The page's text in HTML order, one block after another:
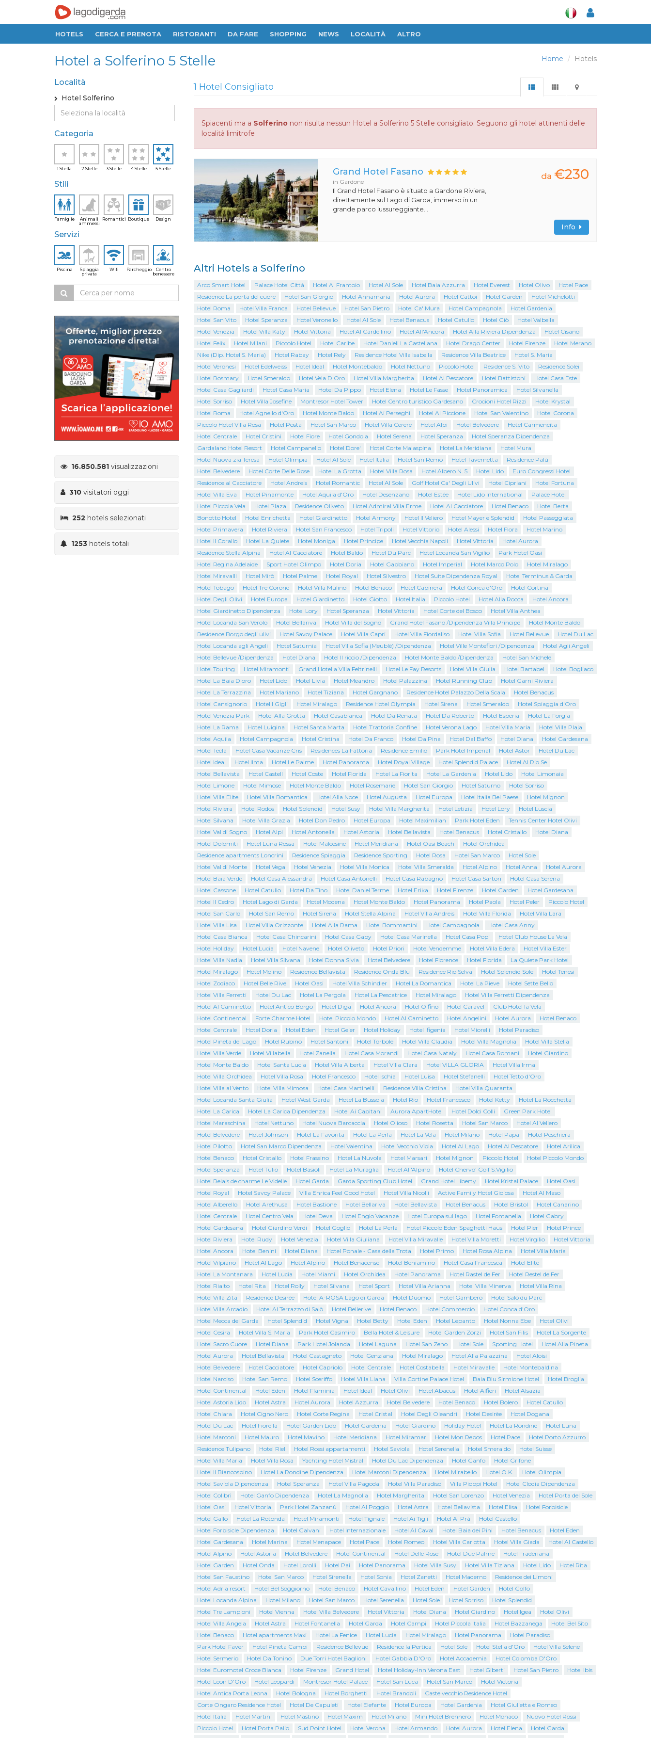
HOTELS CERCA E PRENOTA RISTORANTI DA FARE SHOPPING NEWS LOCALITÀ ALTRO
Home Hotels
Hotel a Solferino 5 Stelle
Località
Hotel Solferino
Categoria
1 Stella 2 Stelle 3 Stelle 4 Stelle 5 Stelle
Stili
Famiglie
Animali
ammessi
Romantici Boutique Design
Servizi
Piscina
Spiaggia
privata
Wifi Parcheggio
Centro
benessere
16.850.581 visualizzazioni
310 visitatori oggi
252 hotels selezionati
1253 hotels totali
1 Hotel Consigliato
Spiacenti ma a Solferinonon risulta nessun Hotel a Solferino 5 Stelle consigliato. Seguono gli hotel attinenti delle
località limitrofe
Grand Hotel Fasano
in Gardone
Il Grand Hotel Fasano è situato a Gardone Riviera,
direttamente sul Lago di Garda, immerso in un
grande parco lussureggiante...
da €230
Info
Altri Hotels a Solferino
Arco Smart Hotel Palace Hotel Città Hotel Al Frantoio Hotel Al Sole Hotel Baia Azzurra Hotel Everest Hotel Olivo
Hotel Pace
Residence La porta del cuore
Hotel San Giorgio Hotel Annamaria Hotel Aurora Hotel Cattoi Hotel Garden
Hotel Michelotti
Hotel Roma
Hotel Villa Franca Hotel Bellevue Hotel San Pietro Hotel Ca' Mura Hotel Campagnola
Hotel Gardenia
Hotel San Vito
Hotel Speranza Hotel Veronello Hotel Al Sole Hotel Benacus Hotel Catullo Hotel Giò
Hotel Valbella
Hotel Venezia
Hotel Villa Katy Hotel Vittoria Hotel Al Cardellino Hotel All'Ancora Hotel Alla Riviera Dipendenza
Hotel Cisano
Hotel Felix
Hotel Milani Piccolo Hotel Hotel Caribe Hotel Danieli La Castellana Hotel Drago Center Hotel Firenze
Hotel Merano
Nike (Dip. Hotel S. Maria)
Hotel Rabay Hotel Rely Residence Hotel Villa Isabella Residence Villa Beatrice
Hotel S. Maria
Hotel Veronesi
Hotel Edelweiss Hotel Ideal Hotel Montebaldo Hotel Nettuno Piccolo Hotel Residence S. Vito
Residence Solei
Hotel Rosmary
Hotel Smeraldo Hotel Vela D'Oro Hotel Villa Margherita Hotel Al Pescatore Hotel Battistoni
Hotel Casa Este
Hotel Casa Gagliardi
Hotel Casa Maria Hotel Da Pippo Hotel Elena Hotel Le Fasse Hotel Panoramica
Hotel Silvanella
Hotel Sorriso
Hotel Villa Josefine Montresor Hotel Tower Hotel Centro turistico Gardesano Crocioni Hotel Rizzi
Hotel Krystal
Hotel Roma
Hotel Agnello d'Oro Hotel Monte Baldo Hotel Ai Perseghi Hotel Al Piccione Hotel San Valentino
Hotel Corona
Piccolo Hotel Villa Rosa
Hotel Posta Hotel San Marco Hotel Villa Cerere Hotel Alpi Hotel Belvedere
Hotel Carmencita
Hotel Centrale
Hotel Cristini Hotel Fiore Hotel Gondola Hotel Serena Hotel Speranza
Hotel Speranza Dipendenza
Gardaland Hotel Resort
Hotel Campanello Hotel Dore' Hotel Corte Malaspina Hotel La Meridiana
Hotel Mura
Hotel Nuova zia Teresa
Hotel Olimpia Hotel Al Sole Hotel Italia Hotel San Remo Hotel Tavernetta
Residence Palù
Hotel Belvedere
Hotel Corte Delle Rose Hotel La Grotta Hotel Villa Rosa Hotel Albero N. 5 Hotel Lido
Euro Congressi Hotel
Residence al Cacciatore
Hotel Andreis Hotel Romantic Hotel Al Sole Golf Hotel Ca' Degli Ulivi Hotel Cipriani
Hotel Fortuna
Hotel Villa Eva
Hotel Pinamonte Hotel Aquila d'Oro Hotel Desenzano Hotel Estée Hotel Lido International
Palace Hotel
Hotel Piccola Vela
Hotel Plaza Residence Oliveto Hotel Admiral Villa Erme Hotel Al Cacciatore Hotel Benaco
Hotel Berta
Bonotto Hotel
Hotel Enrichetta Hotel Giardinetto Hotel Armony Hotel Il Veliero Hotel Mayer e Splendid
Hotel Passeggiata
Hotel Primavera
Hotel Riviera Hotel San Francesco Hotel Tripoli Hotel Vittorio Hotel Alessi Hotel Flora
Hotel Marino
Hotel Il Corallo
Hotel La Quiete Hotel Moniga Hotel Principe Hotel Vecchia Napoli Hotel Vittoria
Hotel Aurora
Residence Stella Alpina
Hotel Al Cacciatore Hotel Baldo Hotel Du Parc Hotel Locanda San Vigilio
Park Hotel Oasi
Hotel Regina Adelaide
Sport Hotel Olimpo Hotel Doria Hotel Gabbiano Hotel Imperial Hotel Marco Polo
Hotel Miralago
Hotel Miravalli
Hotel Mirò Hotel Palme Hotel Royal Hotel Silvestro Hotel Suite Dipendenza Royal
Hotel Terminus & Garda
Hotel Tobago
Hotel Tre Corone Hotel Villa Mulino Hotel Benaco Hotel Capinera Hotel Conca d'Oro
Hotel Cortina
Hotel Degli Olivi
Hotel Europa Hotel Giardinetto Hotel Giotto Hotel Italia Piccolo Hotel Hotel Alla Rocca
Hotel Ancora
Hotel Giardinetto Dipendenza
Hotel Lory Hotel Speranza Hotel Vittoria Hotel Corte del Bosco
Hotel Villa Anthea
Hotel Locanda San Verolo
Hotel Bellariva Hotel Villa del Sogno Grand Hotel Fasano /Dipendenza Villa Principe
Hotel Monte Baldo
Residence Borgo degli ulivi
Hotel Savoy Palace Hotel Villa Capri Hotel Villa Fiordaliso Hotel Villa Sofia Hotel Bellevue
Hotel Du Lac
Hotel Locanda agli Angeli
Hotel Saturnia Hotel Villa Sofia (Meublè) /Dipendenza Hotel Ville Montefiori /Dipendenza
Hotel Agli Angeli
Hotel Bellevue /Dipendenza
Hotel Diana Hotel Il riccio /Dipendenza Hotel Monte Baldo /Dipendenza
Hotel San Michele
Hotel Touring
Hotel Miramonti Grand Hotel a Villa Feltrinelli Hotel Le Fay Resorts Hotel Villa Giulia Hotel Bartabel
Hotel Bogliaco
Hotel La Baia D'oro
Hotel Lido Hotel Livia Hotel Meandro Hotel Palazzina Hotel Running Club
Hotel Garni Riviera
Hotel La Terrazzina
Hotel Mariano Hotel Tiziana Hotel Gargnano Residence Hotel Palazzo Della Scala
Hotel Benacus
Hotel Cansignorio
Hotel I Gigli Hotel Miralago Residence Hotel Olympia Hotel Sirena Hotel Smeraldo
Hotel Spiaggia d'Oro
Hotel Venezia Park
Hotel Alla Grotta Hotel Casablanca Hotel Da Renata Hotel Da Roberto Hotel Esperia
Hotel La Forgia
Hotel La Rama
Hotel Luigina Hotel Santa Marta Hotel Trattoria Confine Hotel Verona Lago Hotel Villa Maria
Hotel Villa Plaja
Hotel Aquila
Hotel Campagnola Hotel Cristina Hotel Da Franco Hotel Da Pina Hotel Dal Baffo Hotel Diana
Hotel Gardesana
Hotel Tecla
Hotel Casa Vacanze Cris Residences La Fattoria Residence Emilio Park Hotel Imperial Hotel Astor
Hotel Du Lac
Hotel Ideal
Hotel Ilma Hotel Le Palme Hotel Panorama Hotel Royal Village Hotel Splendid Palace
Hotel Al Rio Se
Hotel Bellavista
Hotel Castell Hotel Coste Hotel Florida Hotel La Fiorita Hotel La Gardenia Hotel Lido
Hotel Limonaia
Hotel Limone
Hotel Mimose Hotel Monte Baldo Hotel Rosemarie Hotel San Giorgio Hotel Saturno
Hotel Sorriso
Hotel Villa Elite
Hotel Villa Romantica Hotel Alla Noce Hotel Augusta Hotel Europa Hotel Italia Bel Paese
Hotel Mignon
Hotel Riviera
Hotel Rodos Hotel Splendid Hotel Susy Hotel Villa Margherita Hotel Letizia Hotel Lory
Hotel Luscia
Hotel Silvana
Hotel Villa Grazia Hotel Don Pedro Hotel Europa Hotel Maximilian Park Hotel Eden
Tennis Center Hotel Olivi
Hotel Val di Sogno
Hotel Alpi Hotel Antonella Hotel Astoria Hotel Bellavista Hotel Benacus Hotel Cristallo
Hotel Diana
Hotel Dolomiti
Hotel Luna Rossa Hotel Malcesine Hotel Meridiana Hotel Oasi Beach
Hotel Orchidea
Residence apartments Loncrini
Residence Spiaggia Residence Sporting Hotel Rosa Hotel San Marco
Hotel Sole
Hotel Val di Monte
Hotel Vega Hotel Venezia Hotel Villa Monica Hotel Villa Smeralda Hotel Alpino Hotel Anna
Hotel Aurora
Hotel Baia Verde
Hotel Casa Alessandra Hotel Casa Antonelli Hotel Casa Rabagno Hotel Casa Sartori
Hotel Casa Serena
Hotel Cassone
Hotel Catullo Hotel Da Tino Hotel Daniel Terme Hotel Erika Hotel Firenze Hotel Garden
Hotel Gardesana
Hotel Il Cedro
Hotel Lago di Garda Hotel Modena Hotel Monte Baldo Hotel Panorama Hotel Paola Hotel Peler
Piccolo Hotel
Hotel San Carlo
Hotel San Remo Hotel Sirena Hotel Stella Alpina Hotel Villa Andreis Hotel Villa Florida
Hotel Villa Lara
Hotel Villa Lisa
Hotel Villa Orizzonte Hotel Alla Rama Hotel Bommartini Hotel Campagnola
Hotel Casa Anny
Hotel Casa Bianca
Hotel Casa Chincarini Hotel Casa Gaby Hotel Casa Marinella Hotel Casa Popi
Hotel Club House La Vela
Hotel Holiday
Hotel Lucia Hotel Navene Hotel Oliveto Hotel Priori Hotel Vendemme Hotel Villa Edera
Hotel Villa Ester
Hotel Villa Nadia
Hotel Villa Silvana Hotel Donna Sivia Hotel Belvedere Hotel Florence Hotel Florida
La Quiete Park Hotel
Hotel Miralago
Hotel Molino Residence Bellavista Residence Onda Blu Residence Rio Selva Hotel Splendid Sole
Hotel Tenesi
Hotel Zodiaco
Hotel Belle Rive Hotel Oasi Hotel Villa Schindler Hotel La Romantica Hotel La Pieve
Hotel Sette Bello
Hotel Villa Ferretti
Hotel Du Lac Hotel La Pergola Hotel La Pescatrice Hotel Miralago
Hotel Villa Ferretti Dipendenza
Hotel Al Caminetto
Hotel Antico Borgo Hotel Diga Hotel Ancora Hotel Olfino Hotel Caravel
Club Hotel la Vela
Hotel Continental
Forte Charme Hotel Hotel Piccolo Mondo Hotel Al Caminetto Hotel Angelini Hotel Aurora
Hotel Benaco
Hotel Centrale
Hotel Doria Hotel Eden Hotel Geier Hotel Holiday Hotel Ifigenia Hotel Miorelli
Hotel Paradiso
Hotel Pineta del Lago
Hotel Rubino Hotel Santoni Hotel Torbole Hotel Villa Claudia Hotel Villa Magnolia
Hotel Villa Stella
Hotel Villa Verde
Hotel Villabella Hotel Zanella Hotel Casa Morandi Hotel Casa Nataly Hotel Casa Romani
Hotel Giardino
Hotel Monte Baldo
Hotel Santa Lucia Hotel Villa Alberta Hotel Villa Clara Hotel VILLA GLORIA
Hotel Villa Irma
Hotel Villa Orchidea
Hotel Villa Rosa Hotel Francesco Hotel Ischia Hotel Luisa Hotel Stefanelli
Hotel Tetto d'Oro
Hotel Villa al Vento
Hotel Villa Mimosa Hotel Casa Martinelli Residence Villa Cristina
Hotel Villa Quaranta
Hotel Locanda Santa Giulia
Hotel West Garda Hotel La Bussola Hotel Rio Hotel Francesco Hotel Ketty
Hotel La Rocchetta
Hotel La Carica
Hotel La Carica Dipendenza Hotel Ai Capitani Aurora ApartHotel Hotel Dolci Colli
Green Park Hotel
Hotel Maraschina
Hotel Nettuno Hotel Nuova Barcaccia Hotel Olioso Hotel Rosetta Hotel San Marco
Hotel Al Veliero
Hotel Belvedere
Hotel Johnson Hotel La Favorita Hotel La Perla Hotel La Vela Hotel Milano Hotel Papa
Hotel Peschiera
Hotel Pilotto
Hotel San Marco Dipendenza Hotel Valentina Hotel Vecchio Viola Hotel Al Lago Hotel Al Pescatore
Hotel Arilica
Hotel Benaco
Hotel Cristallo Hotel Frassino Hotel La Nuvola Hotel Marsari Hotel Mignon Piccolo Hotel
Hotel Piccolo Mondo
Hotel Speranza
Hotel Tulio Hotel Basioli Hotel La Muraglia Hotel All'Alpino
Hotel Chervo' Golf S.Vigilio
Hotel Relais de charme Le Videlle
Hotel Garda Garda Sporting Club Hotel Grand Hotel Liberty Hotel Kristal Palace
Hotel Oasi
Hotel Royal
Hotel Savoy Palace Villa Enrica Feel Good Hotel Hotel Villa Nicolli Active Family Hotel Gioiosa
Hotel Al Maso
Hotel Alberello
Hotel Arethusa Hotel Bastione Hotel Bellariva Hotel Bellavista Hotel Benacus Hotel Bristol
Hotel Canarino
Hotel Centrale
Hotel Centro Vela Hotel Deva Hotel Englo Vacanze Hotel Europa sul lago Hotel Fontanella
Hotel Gabry
Hotel Gardesana
Hotel Giardino Verdi Hotel Goglio Hotel La Perla Hotel Piccolo Eden Spaghetti Haus Hotel Pier
Hotel Prince
Hotel Riviera
Hotel Rudy Hotel Venezia Hotel Villa Giuliana Hotel Villa Miravalle Hotel Villa Moretti Hotel Virgilio
Hotel Vittoria
Hotel Ancora
Hotel Benini Hotel Diana Hotel Ponale - Casa della Trota Hotel Primo Hotel Rosa Alpina
Hotel Villa Maria
Hotel Vilpiano
Hotel Al Lago Hotel Alpino Hotel Benacense Hotel Beniamino Hotel Casa Francesca
Hotel Elite
Hotel La Montanara
Hotel Lucia Hotel Miami Hotel Orchidea Hotel Panorama Hotel Rastel de Fer
Hotel Restel de Fer
Hotel Rialto
Hotel Rita Hotel Rolly Hotel Silvana Hotel Sport Hotel Villa Arianna Hotel Villa Minerva
Hotel Villa Rina
Hotel Villa Zita
Residence Desirèe Hotel A-ROSA Lago di Garda Hotel Duomo Hotel Gambero
Hotel Salò du Parc
Hotel Villa Arcadio
Hotel Al Terrazzo di Salò Hotel Bellerive Hotel Benaco Hotel Commercio
Hotel Conca d'Oro
Hotel Mecca del Garda
Hotel Splendid Hotel Vigna Hotel Betty Hotel Eden Hotel Lepanto Hotel Nonna Ebe
Hotel Olivi
Hotel Cesira
Hotel Villa S. Maria Park Hotel Casimiro Bella Hotel & Leisure Hotel Garden Zorzi Hotel San Filis
Hotel La Sorgente
Hotel Sacro Cuore
Hotel Diana Park Hotel Jolanda Hotel Laguna Hotel San Zeno Hotel Sole Sporting Hotel
Hotel Alla Pineta
Hotel Aurora
Hotel Bellavista Hotel Castagneto Hotel Genziana Hotel Miralago Hotel Alla Palazzina
Hotel Aloisi
Hotel Belvedere
Hotel Cacciatore Hotel Capriolo Hotel Centrale Hotel Costabella Hotel Miravalle
Hotel Montebaldina
Hotel Narciso
Hotel San Remo Hotel Sceriffo Hotel Villa Liana Villa Cortine Palace Hotel Baia Blu Sirmione Hotel
Hotel Broglia
Hotel Continental
Hotel Eden Hotel Flaminia Hotel Ideal Hotel Olivi Hotel Abacus Hotel Alfieri
Hotel Alsazia
Hotel Astoria Lido
Hotel Astra Hotel Aurora Hotel Azzurra Hotel Belvedere Hotel Benaco Hotel Bolero
Hotel Catullo
Hotel Chiara
Hotel Cigno Nero Hotel Corte Regina Hotel Cristal Hotel Degli Oleandri Hotel Desirèe
Hotel Dogana
Hotel Du Lac
Hotel Fiorella Hotel Garden Lido Hotel Gardenia Hotel Giardino Holiday Hotel Hotel La Rondine
Hotel Luna
Hotel Marconi
Hotel Mauro Hotel Mavino Hotel Meridiana Hotel Miramar Hotel Mon Repos Hotel Pace
Hotel Porto Azzurro
Residence Tulipano
Hotel Riel Hotel Rossi appartamenti Hotel Saviola Hotel Serenella Hotel Smeraldo
Hotel Suisse
Hotel Villa Maria
Hotel Villa Rosa Yachting Hotel Mistral Hotel Du Lac Dipendenza Hotel Ganfo
Hotel Grifone
Hotel Il Biancospino
Hotel La Rondine Dipendenza Hotel Marconi Dipendenza Hotel Mirabello Hotel O.K.
Hotel Olimpia
Hotel Saviola Dipendenza
Hotel Speranza Hotel Villa Pagoda Hotel Villa Paradiso Villa Pioppi Hotel
Hotel Clodia Dipendenza
Hotel Colibrì
Hotel Ganfo Dipendenza Hotel La Magnolia Hotel Margherita Hotel San Lorenzo Hotel Venezia
Hotel Porta del Sole
Hotel Oasi
Hotel Vittoria Park Hotel Zanzanù Hotel Al Poggio Hotel Astra Hotel Bellavista Hotel Elisa
Hotel Forbisicle
Hotel Gallo
Hotel La Rotonda Hotel Miramonti Hotel Tignale Hotel Ai Tigli Hotel Al Prà
Hotel Castello
Hotel Forbisicle Dipendenza
Hotel Galvani Hotel Internazionale Hotel Al Caval Hotel Baia dei Pini Hotel Benacus
Hotel Eden
Hotel Gardesana
Hotel Marina Hotel Menapace Hotel Pace Hotel Romeo Hotel Villa Carlotta Hotel Villa Giada
Hotel Al Castello
Hotel Alpino
Hotel Astoria Hotel Belvedere Hotel Continental Hotel Delle Rose Hotel Due Palme
Hotel Fraderiana
Hotel Garden
Hotel Onda Hotel Lorolli Hotel Pai Hotel Panorama Hotel Villa Susy Hotel Villa Tiziana Hotel Lido
Hotel Rita
Hotel San Faustino
Hotel San Marco Hotel Sirenella Hotel Sonia Hotel Zanetti Hotel Maderno
Residence dei Limoni
Hotel Adria resort
Hotel Bel Soggiorno Hotel Benaco Hotel Cavallino Hotel Eden Hotel Garden
Hotel Golfo
Hotel Locanda Alpina
Hotel Milano Hotel San Marco Hotel Serenella Hotel Sole Hotel Sorriso
Hotel Splendid
Hotel Tre Lampioni
Hotel Vienna Hotel Villa Belvedere Hotel Vittoria Hotel Diana Hotel Giardino Hotel Igea
Hotel Olivi
Hotel Villa Angela
Hotel Astra Hotel Fontanella Hotel Garda Hotel Campi Hotel Piccola Italia Hotel Bazzanega
Hotel Bel Sito
Hotel Benaco
Hotel apartments Maxi Hotel La Fenice Hotel Lucia Hotel Miralago Hotel Panorama
Hotel Paradiso
Park Hotel Faver
Hotel Pineta Campi Residence Bellevue Residence la Pertica Hotel Sole Hotel Stella d'Oro
Hotel Villa Selene
Hotel Sermerio
Hotel Da Tonino Due Torri Hotel Baglioni Hotel Gabbia D'Oro Hotel Accademia
Hotel Colomba D'Oro
Hotel Euromotel Croce Bianca
Hotel Firenze Grand Hotel Hotel Holiday-Inn Verona East Hotel Giberti Hotel San Pietro
Hotel Ibis
Hotel Leon D'Oro
Hotel Leopardi Montresor Hotel Palace Hotel San Luca Hotel San Marco
Hotel Victoria
Hotel Antica Porta Leona
Hotel Bologna Hotel Borghetti Hotel Brandoli
Castelvecchio Residence Hotel
Corte Ongaro Residence Hotel
Hotel De Capuleti Hotel Elefante Hotel Europa Hotel Gardenia
Hotel Giulietta e Romeo
Hotel Italia
Hotel Martini Hotel Mastino Hotel Maxim Hotel Milano Mini Hotel Brennero Hotel Monaco
Nuovo Hotel Rossi
Piccolo Hotel
Hotel Porta Palio Sud Point Hotel Hotel Verona Hotel Armando Hotel Aurora Hotel Elena
Hotel Garda